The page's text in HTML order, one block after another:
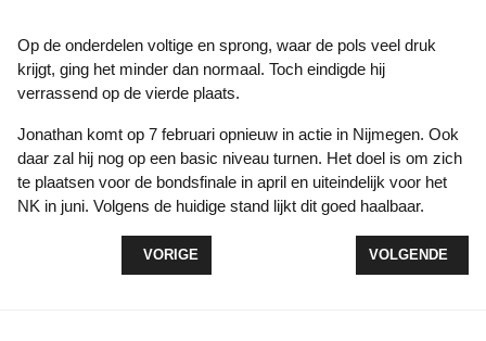
Op de onderdelen voltige en sprong, waar de pols veel druk
krijgt, ging het minder dan normaal. Toch eindigde hij
verrassend op de vierde plaats.
Jonathan komt op 7 februari opnieuw in actie in Nijmegen. Ook
daar zal hij nog op een basic niveau turnen. Het doel is om zich
te plaatsen voor de bondsfinale in april en uiteindelijk voor het
NK in juni. Volgens de huidige stand lijkt dit goed haalbaar.
VORIG ARTIKEL: DE SNIPERS SPELEN
VORIGE VOLGENDE
VOLGENDE